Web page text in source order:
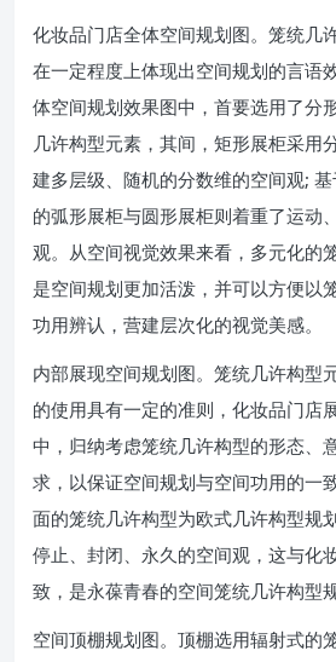
化妆品门店全体空间规划图。笼统几
在一定程度上体现出空间规划的言语
体空间规划效果图中，首要选用了分
几许构型元素，其间，矩形展柜采用
建多层级、随机的分数维的空间观;
的弧形展柜与圆形展柜则着重了运动
观。从空间视觉效果来看，多元化的
是空间规划更加活泼，并可以方便以
功用辨认，营建层次化的视觉美感。
内部展现空间规划图。笼统几许构型
的使用具有一定的准则，化妆品门店
中，归纳考虑笼统几许构型的形态、
求，以保证空间规划与空间功用的一
面的笼统几许构型为欧式几许构型规
停止、封闭、永久的空间观，这与化
致，是永葆青春的空间笼统几许构型
空间顶棚规划图。顶棚选用辐射式的